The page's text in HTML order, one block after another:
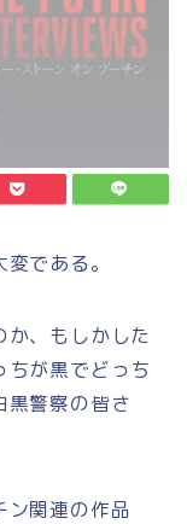
である。
、もしかした
ちが黒でどっち
黒警察の皆さ
ン関連の作品